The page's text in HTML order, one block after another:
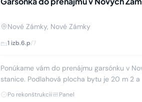
Nové Zámky, Nové Zámky
1 izb.6.p/7
Ponúkame vám do prenájmu garsónku v
stanice. Podlahová plocha bytu je 20 m 2
bytového domu. Dispozícia: Vstupná
Po rekonštrukcii Panel